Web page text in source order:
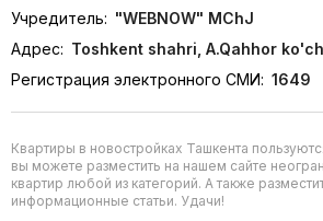
Учредитель: "WEBNOW" MChJ
Адрес: Toshkent shahri, A.Qahhor
Регистрация электронного СМИ: 1649
Квартиры в новостройках Ташкента
вы можете разместить на нашем сайте
квартир любой из категорий. А также
информационные статьи. Удачи!